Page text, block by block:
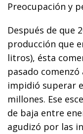
Preocupación y
Después de que
producción que
litros), ésta
pasado
impidió superar
millones. Ese
de baja entre
agudizó por las